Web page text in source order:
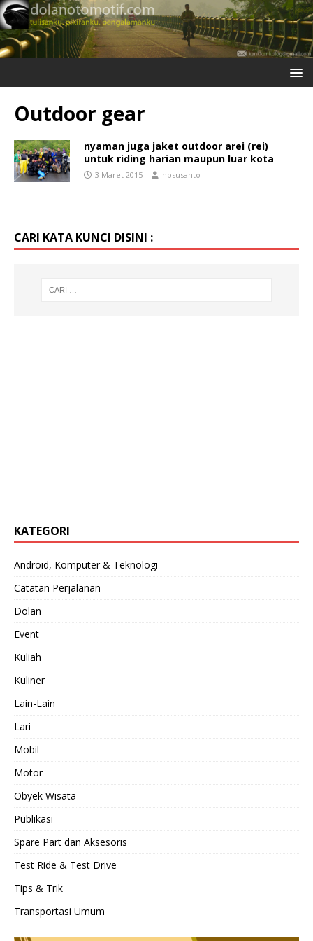
Outdoor gear
nyaman juga jaket outdoor arei (rei)
untuk riding harian maupun luar kota
3 Maret 2015 nbsusanto
CARI KATA KUNCI DISINI :
KATEGORI
Android, Komputer & Teknologi
Catatan Perjalanan
Dolan
Event
Kuliah
Kuliner
Lain-Lain
Lari
Mobil
Motor
Obyek Wisata
Publikasi
Spare Part dan Aksesoris
Test Ride & Test Drive
Tips & Trik
Transportasi Umum